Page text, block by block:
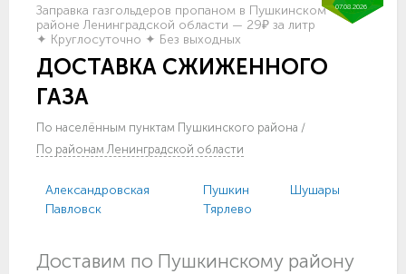
07.08.2026
ДОСТАВКА СЖИЖЕННОГО
ГАЗА
Заправка газгольдеров пропаном в Пушкинском
районе Ленинградской области — 29₽ за литр
✦ Круглосуточно ✦ Без выходных
По населённым пунктам Пушкинского района /
По районам Ленинградской области
Александровская
Павловск
Пушкин
Тярлево
Шушары
Доставим по Пушкинскому району